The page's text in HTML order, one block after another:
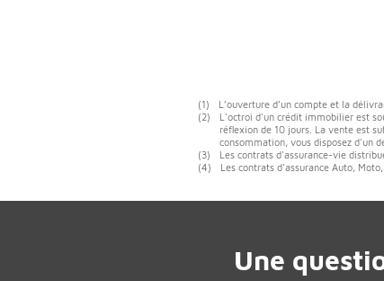
(1)
L’ouverture d’un compte et la
(2)
L'octroi d'un crédit immobilier est
réflexion de 10 jours. La vente est
consommation, vous disposez d'un
(3)
Les contrats d'assurance-vie
(4)
Les contrats d'assurance Auto,
Une